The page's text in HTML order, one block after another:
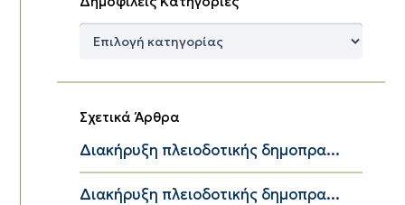
Δημοφιλείς
Σχετικά Άρθρα
Διακήρυξη πλειοδοτικής δημοπρα...
Διακήρυξη πλειοδοτικής δημοπρα...